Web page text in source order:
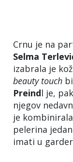
Crnu je na
Selma
izabrala je
beauty touch
Preindl je,
njegov
je
pelerina
imati u